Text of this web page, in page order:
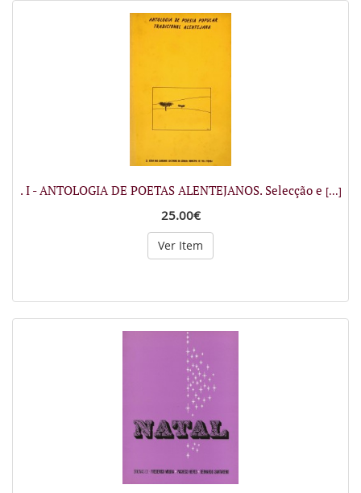
. I - ANTOLOGIA DE POETAS ALENTEJANOS. Selecção e [...]
25.00€
Ver Item